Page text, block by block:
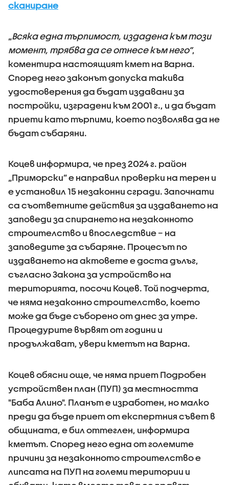
сканиране
„Всяка една търпимост, издадена към този
момент, трябва да се отнесе към него”,
коментира настоящият кмет на Варна.
Според него законът допуска такива
удостоверения да бъдат издавани за
постройки, изградени към 2001 г., и да бъдат
приети като търпими, което позволява да не
бъдат събаряни.
Коцев информира, че през 2024 г. район
„Приморски” е направил проверки на терен и
е установил 15 незаконни сгради. Започнати
са съответните действия за издаването на
заповеди за спирането на незаконното
строителство и впоследствие – на
заповедите за събаряне. Процесът по
издаването на актовете е доста дълъг,
съгласно Закона за устройство на
територията, посочи Коцев. Той подчерта,
че няма незаконно строителство, което
може да бъде съборено от днес за утре.
Процедурите вървят от години и
продължават, увери кметът на Варна.
Коцев обясни още, че няма приет Подробен
устройствен план (ПУП) за местността
"Баба Алино". Планът е изработен, но малко
преди да бъде приет от експертния съвет в
общината, е бил оттеглен, информира
кметът. Според него една от големите
причини за незаконното строителство е
липсата на ПУП на големи територии и